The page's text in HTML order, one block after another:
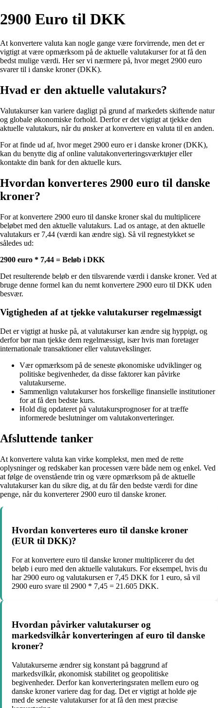
2900 Euro til DKK
At konvertere valuta kan nogle gange være forvirrende, men det er
vigtigt at være opmærksom på de aktuelle valutakurser for at få den
bedst mulige værdi. Her ser vi nærmere på, hvor meget 2900 euro
svarer til i danske kroner (DKK).
Hvad er den aktuelle valutakurs?
Valutakurser kan variere dagligt på grund af markedets skiftende natur
og globale økonomiske forhold. Derfor er det vigtigt at tjekke den
aktuelle valutakurs, når du ønsker at konvertere en valuta til en anden.
For at finde ud af, hvor meget 2900 euro er i danske kroner (DKK),
kan du benytte dig af online valutakonverteringsværktøjer eller
kontakte din bank for den aktuelle kurs.
Hvordan konverteres 2900 euro til danske
kroner?
For at konvertere 2900 euro til danske kroner skal du multiplicere
beløbet med den aktuelle valutakurs. Lad os antage, at den aktuelle
valutakurs er 7,44 (værdi kan ændre sig). Så vil regnestykket se
således ud:
2900 euro * 7,44 = Beløb i DKK
Det resulterende beløb er den tilsvarende værdi i danske kroner. Ved at
bruge denne formel kan du nemt konvertere 2900 euro til DKK uden
besvær.
Vigtigheden af at tjekke valutakurser regelmæssigt
Det er vigtigt at huske på, at valutakurser kan ændre sig hyppigt, og
derfor bør man tjekke dem regelmæssigt, især hvis man foretager
internationale transaktioner eller valutavekslinger.
Vær opmærksom på de seneste økonomiske udviklinger og
politiske begivenheder, da disse faktorer kan påvirke
valutakurserne.
Sammenlign valutakurser hos forskellige finansielle institutioner
for at få den bedste kurs.
Hold dig opdateret på valutakursprognoser for at træffe
informerede beslutninger om valutakonverteringer.
Afsluttende tanker
At konvertere valuta kan virke komplekst, men med de rette
oplysninger og redskaber kan processen være både nem og enkel. Ved
at følge de ovenstående trin og være opmærksom på de aktuelle
valutakurser kan du sikre dig, at du får den bedste værdi for dine
penge, når du konverterer 2900 euro til danske kroner.
Hvordan konverteres euro til danske kroner
(EUR til DKK)?
For at konvertere euro til danske kroner multiplicerer du det
beløb i euro med den aktuelle valutakurs. For eksempel, hvis du
har 2900 euro og valutakursen er 7,45 DKK for 1 euro, så vil
2900 euro svare til 2900 * 7,45 = 21.605 DKK.
Hvordan påvirker valutakurser og
markedsvilkår konverteringen af euro til danske
kroner?
Valutakurserne ændrer sig konstant på baggrund af
markedsvilkår, økonomisk stabilitet og geopolitiske
begivenheder. Derfor kan konverteringsraten mellem euro og
danske kroner variere dag for dag. Det er vigtigt at holde øje
med de seneste valutakurser for at få den mest præcise